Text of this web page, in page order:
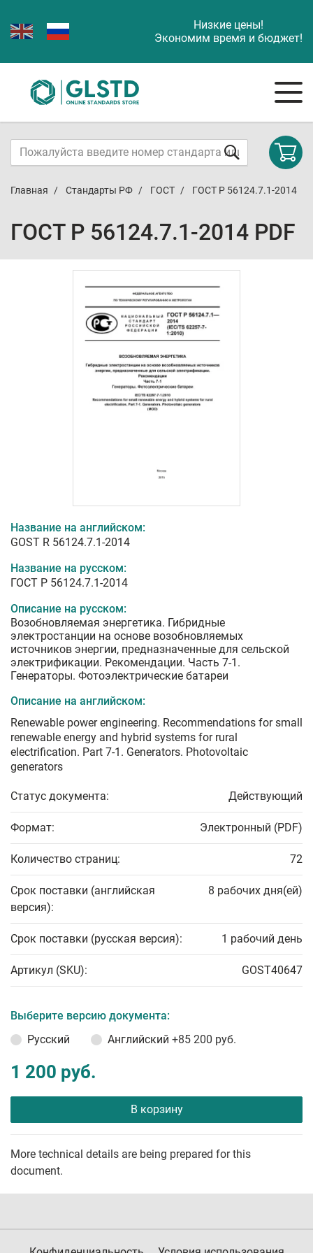
Низкие цены!
Экономим время и бюджет!
Главная Стандарты РФ ГОСТ ГОСТ Р 56124.7.1-2014
ГОСТ Р 56124.7.1-2014 PDF
Название на английском:
GOST R 56124.7.1-2014
Название на русском:
ГОСТ Р 56124.7.1-2014
Описание на русском:
Возобновляемая энергетика. Гибридные
электростанции на основе возобновляемых
источников энергии, предназначенные для сельской
электрификации. Рекомендации. Часть 7-1.
Генераторы. Фотоэлектрические батареи
Описание на английском:
Renewable power engineering. Recommendations for small
renewable energy and hybrid systems for rural
electrification. Part 7-1. Generators. Photovoltaic
generators
Статус документа: Действующий
Формат: Электронный (PDF)
Количество страниц: 72
Срок поставки (английская
версия):
8 рабочих дня(ей)
Срок поставки (русская версия): 1 рабочий день
Артикул (SKU): GOST40647
Выберите версию документа:
Русский
Английский +85 200 руб.
1 200 руб.
В корзину
More technical details are being prepared for this
document.